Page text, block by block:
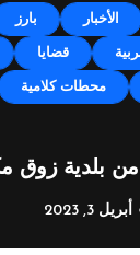
الأخبار بارز
قضايا
محطات كلامية
بلدية زوق
أبريل 3, 2023